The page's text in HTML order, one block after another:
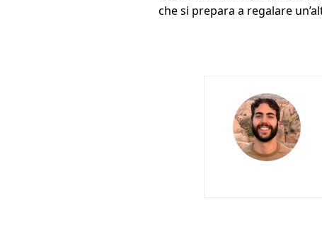
che si prepara a regalare